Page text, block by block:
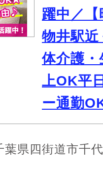
躍中／
物井駅
体介護
上OK平
ー通勤
葉県四街道市千